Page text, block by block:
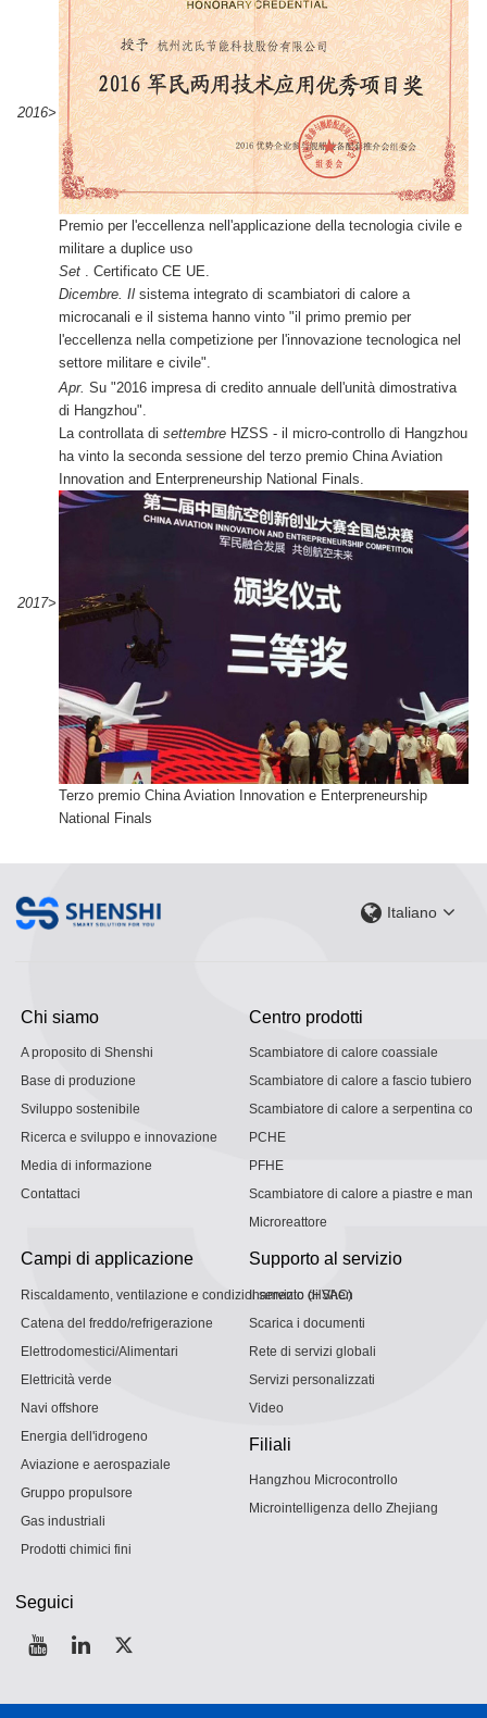
2016>
Premio per l'eccellenza nell'applicazione della tecnologia civile e
militare a duplice uso
Set . Certificato CE UE.
Dicembre. Il sistema integrato di scambiatori di calore a
microcanali e il sistema hanno vinto "il primo premio per
l'eccellenza nella competizione per l'innovazione tecnologica nel
settore militare e civile".
2017>
Apr. Su "2016 impresa di credito annuale dell'unità dimostrativa
di Hangzhou".
La controllata disettembre HZSS - il micro-controllo di Hangzhou
ha vinto la seconda sessione del terzo premio China Aviation
Innovation and Enterpreneurship National Finals.
Terzo premio China Aviation Innovation e Enterpreneurship
National Finals
Italiano
Chi siamo
A proposito di Shenshi
Base di produzione
Sviluppo sostenibile
Ricerca e sviluppo e innovazione
Media di informazione
Contattaci
Centro prodotti
Scambiatore di calore coassiale
Scambiatore di calore a fascio tubiero
Scambiatore di calore a serpentina con
PCHE
PFHE
Scambiatore di calore a piastre e
Microreattore
Campi di applicazione
Riscaldamento, ventilazione e condizionamento (HVAC)
Catena del freddo/refrigerazione
Elettrodomestici/Alimentari
Elettricità verde
Navi offshore
Energia dell'idrogeno
Aviazione e aerospaziale
Gruppo propulsore
Gas industriali
Prodotti chimici fini
Supporto al servizio
Il servizio di Shen
Scarica i documenti
Rete di servizi globali
Servizi personalizzati
Video
Filiali
Hangzhou Microcontrollo
Microintelligenza dello Zhejiang
Seguici